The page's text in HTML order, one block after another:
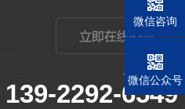
服务电话：
139-2292-6549
微信咨询
微信公众号